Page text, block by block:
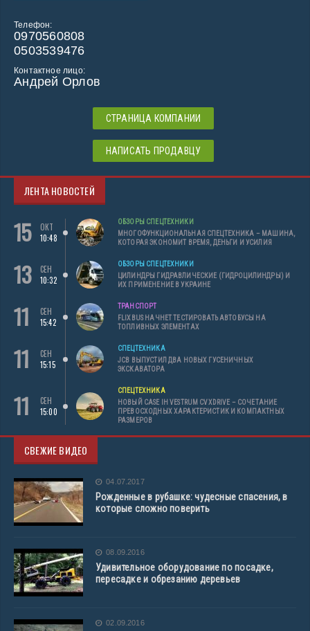
Телефон:
0970560808
0503539476
Контактное лицо:
Андрей Орлов
СТРАНИЦА КОМПАНИИ
НАПИСАТЬ ПРОДАВЦУ
ЛЕНТА НОВОСТЕЙ
15
ОКТ
10:48
ОБЗОРЫ СПЕЦТЕХНИКИ
МНОГОФУНКЦИОНАЛЬНАЯ СПЕЦТЕХНИКА – МАШИНА,
КОТОРАЯ ЭКОНОМИТ ВРЕМЯ, ДЕНЬГИ И УСИЛИЯ
13
СЕН
10:32
ОБЗОРЫ СПЕЦТЕХНИКИ
ЦИЛИНДРЫ ГИДРАВЛИЧЕСКИЕ (ГИДРОЦИЛИНДРЫ) И
ИХ ПРИМЕНЕНИЕ В УКРАИНЕ
11
СЕН
15:42
ТРАНСПОРТ
FLIXBUS НАЧНЕТ ТЕСТИРОВАТЬ АВТОБУСЫ НА
ТОПЛИВНЫХ ЭЛЕМЕНТАХ
11
СЕН
15:15
СПЕЦТЕХНИКА
JCB ВЫПУСТИЛ ДВА НОВЫХ ГУСЕНИЧНЫХ
ЭКСКАВАТОРА
11
СЕН
15:00
СПЕЦТЕХНИКА
НОВЫЙ CASE IH VESTRUM CVXDRIVE – СОЧЕТАНИЕ
ПРЕВОСХОДНЫХ ХАРАКТЕРИСТИК И КОМПАКТНЫХ
РАЗМЕРОВ
СВЕЖИЕ ВИДЕО
04.07.2017
Рожденные в рубашке: чудесные спасения, в
которые сложно поверить
08.09.2016
Удивительное оборудование по посадке,
пересадке и обрезанию деревьев
02.09.2016